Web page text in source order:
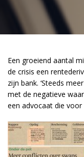
Een groeiend aantal
de crisis een
zijn bank. ‘Steeds
met de negatieve
een advocaat die